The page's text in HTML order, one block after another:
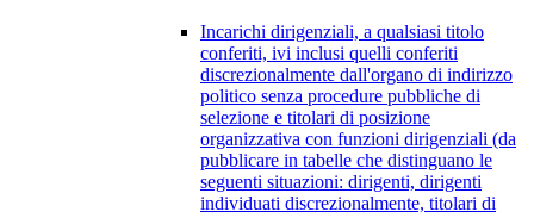
Incarichi dirigenziali, a qualsiasi titolo
conferiti, ivi inclusi quelli conferiti
discrezionalmente dall'organo di indirizzo
politico senza procedure pubbliche di
selezione e titolari di posizione
organizzativa con funzioni dirigenziali (da
pubblicare in tabelle che distinguano le
seguenti situazioni: dirigenti, dirigenti
individuati discrezionalmente, titolari di